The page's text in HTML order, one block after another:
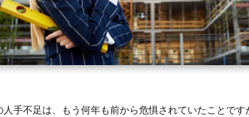
手不足は、もう何年も前から危惧されていたことです